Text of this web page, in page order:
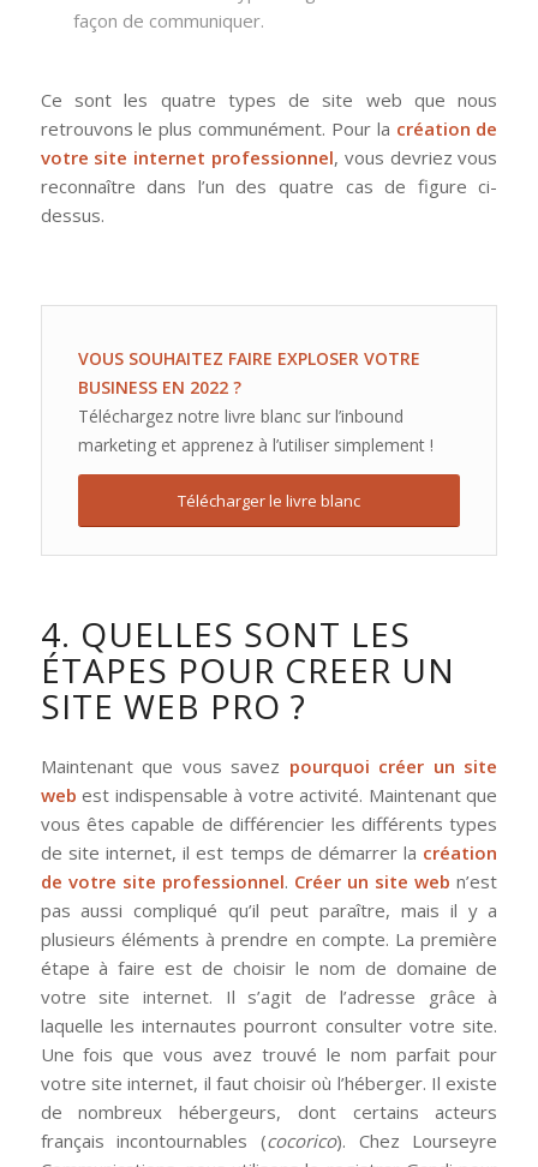
façon de communiquer.
Ce sont les quatre types de site web que nous
retrouvons le plus communément. Pour la création de
votre site internet professionnel, vous devriez vous
reconnaître dans l’un des quatre cas de figure ci-
dessus.
VOUS SOUHAITEZ FAIRE EXPLOSER VOTRE
BUSINESS EN 2022 ?
Téléchargez notre livre blanc sur l’inbound
marketing et apprenez à l’utiliser simplement !
Télécharger le livre blanc
4. QUELLES SONT LES
ÉTAPES POUR CREER UN
SITE WEB PRO ?
Maintenant que vous savez pourquoi créer un site
web est indispensable à votre activité. Maintenant que
vous êtes capable de différencier les différents types
de site internet, il est temps de démarrer la création
de votre site professionnel. Créer un site web n’est
pas aussi compliqué qu’il peut paraître, mais il y a
plusieurs éléments à prendre en compte. La première
étape à faire est de choisir le nom de domaine de
votre site internet. Il s’agit de l’adresse grâce à
laquelle les internautes pourront consulter votre site.
Une fois que vous avez trouvé le nom parfait pour
votre site internet, il faut choisir où l’héberger. Il existe
de nombreux hébergeurs, dont certains acteurs
français incontournables (cocorico). Chez Lourseyre